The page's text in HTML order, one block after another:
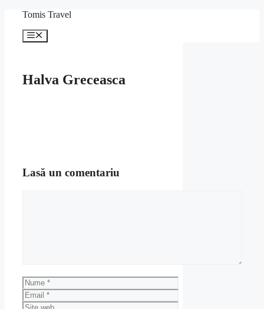
conținut
Tomis Travel
Meniu
Halva Greceasca
Lasă un comentariu
Nume
Email
Site